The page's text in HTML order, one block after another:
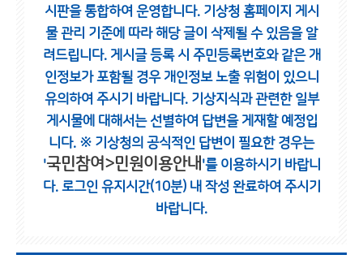
시판을 통합하여 운영합니다. 기상청 홈페이지 게시
물 관리 기준에 따라 해당 글이 삭제될 수 있음을 알
려드립니다. 게시글 등록 시 주민등록번호와 같은 개
인정보가 포함될 경우 개인정보 노출 위험이 있으니
유의하여 주시기 바랍니다. 기상지식과 관련한 일부
게시물에 대해서는 선별하여 답변을 게재할 예정입
니다. ※ 기상청의 공식적인 답변이 필요한 경우는
'국민참여>민원이용안내 '를 이용하시기 바랍니
다. 로그인 유지시간(10분) 내 작성 완료하여 주시기
바랍니다.